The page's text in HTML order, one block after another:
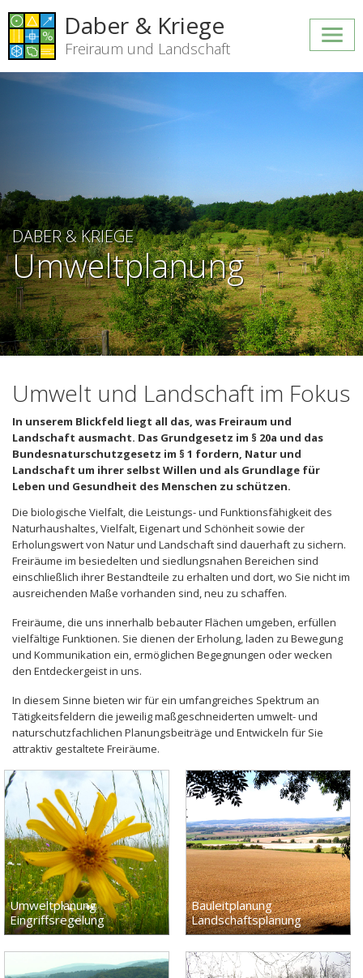
Daber & Kriege
Freiraum und Landschaft
DABER & KRIEGE
Umweltplanung
Umwelt und Landschaft im Fokus
In unserem Blickfeld liegt all das, was Freiraum und
Landschaft ausmacht. Das Grundgesetz im § 20a und das
Bundesnaturschutzgesetz im § 1 fordern, Natur und
Landschaft um ihrer selbst Willen und als Grundlage für
Leben und Gesundheit des Menschen zu schützen.
Die biologische Vielfalt, die Leistungs- und Funktionsfähigkeit des
Naturhaushaltes, Vielfalt, Eigenart und Schönheit sowie der
Erholungswert von Natur und Landschaft sind dauerhaft zu sichern.
Freiräume im besiedelten und siedlungsnahen Bereichen sind
einschließlich ihrer Bestandteile zu erhalten und dort, wo Sie nicht im
ausreichenden Maße vorhanden sind, neu zu schaffen.
Freiräume, die uns innerhalb bebauter Flächen umgeben, erfüllen
vielfältige Funktionen. Sie dienen der Erholung, laden zu Bewegung
und Kommunikation ein, ermöglichen Begegnungen oder wecken
den Entdeckergeist in uns.
In diesem Sinne bieten wir für ein umfangreiches Spektrum an
Tätigkeitsfeldern die jeweilig maßgeschneiderten umwelt- und
naturschutzfachlichen Planungsbeiträge und Entwickeln für Sie
attraktiv gestaltete Freiräume.
Umweltplanung
Eingriffsregelung
Bauleitplanung
Landschaftsplanung